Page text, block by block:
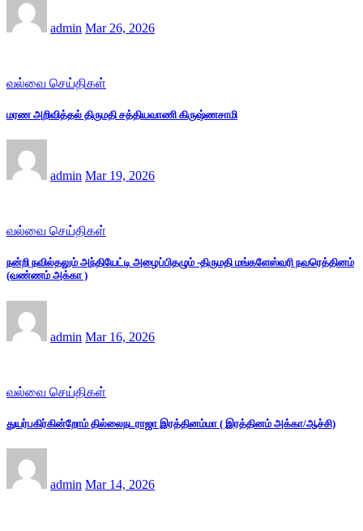
admin Mar 26, 2026
வல்வை செய்திகள்
மரண அறிவித்தல் திருமதி சத்தியவாணி கிருஷ்ணசாமி
admin Mar 19, 2026
வல்வை செய்திகள்
நன்றி நவில்தலும் அந்தியேட்டி அழைப்பிதழும் -திருமதி மங்களேஸ்வரி நவரெத்தினம்
(வண்ணம் அக்கா )
admin Mar 16, 2026
வல்வை செய்திகள்
துயர்பகிர்கின்றோம் தில்லைநடராஜா இரத்தினம்மா ( இரத்தினம் அக்கா/ஆச்சி)
admin Mar 14, 2026